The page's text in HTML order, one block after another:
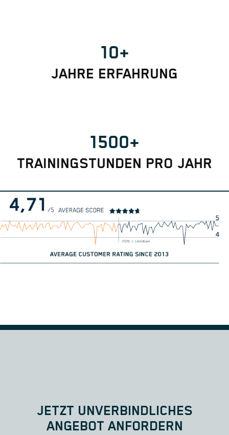
10+
JAHRE ERFAHRUNG
1500+
TRAININGSTUNDEN PRO JAHR
JETZT UNVERBINDLICHES
ANGEBOT ANFORDERN